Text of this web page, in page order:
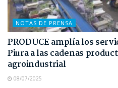
NOTAS DE PRENSA
PRODUCE amplía los
Piura a las cadenas
agroindustrial
08/07/2025